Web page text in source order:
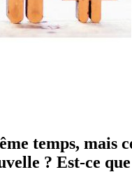
temps, mais
? Est-ce